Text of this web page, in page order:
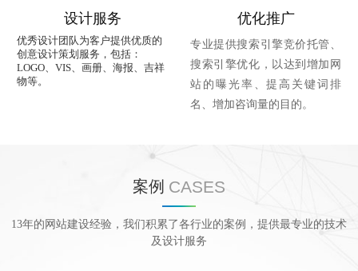
设计服务
优秀设计团队为客户提供优质的
创意设计策划服务，包括：
LOGO、VIS、画册、海报、吉祥
物等。
优化推广
专业提供搜索引擎竞价托管、
搜索引擎优化，以达到增加网
站的曝光率、提高关键词排
名、增加咨询量的目的。
案例 CASES
13年的网站建设经验，我们积累了各行业的案例，提供最专业的技术
及设计服务